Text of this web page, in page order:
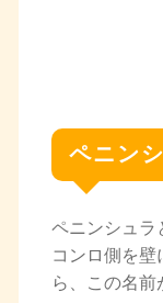
ペニン
ペニンシュラ
コンロ側を
ら、この名前